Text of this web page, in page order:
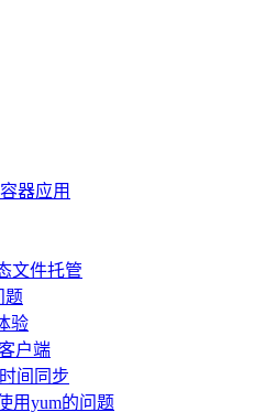
器应用
文件托管
题
验
户端
间同步
用yum的问题